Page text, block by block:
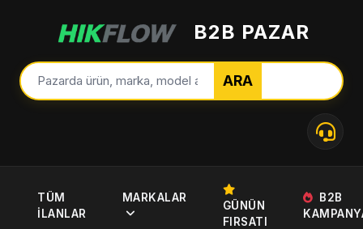
B2B PAZAR
ARA
TÜM
İLANLAR
MARKALAR
GÜNÜN
FIRSATI
B2B